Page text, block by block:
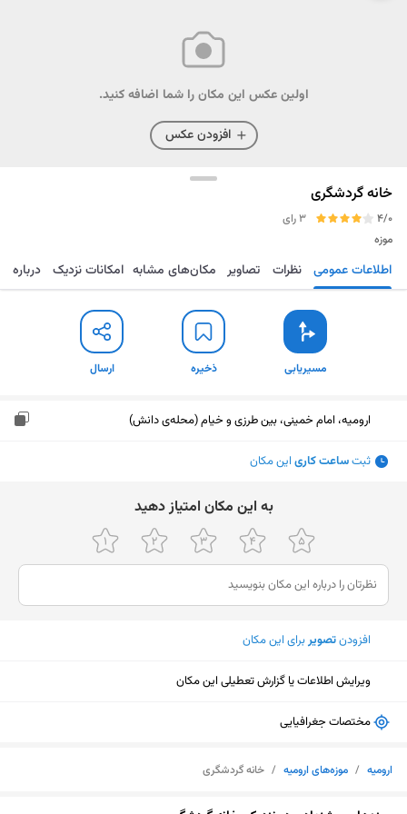
اولین عکس این مکان را شما اضافه کنید.
افزودن عکس
خانه گردشگری
4/0
3 رای
موزه
مسیریابی ذخیره ارسال اطلاعات عمومی نظرات تصاویر مکان‌های مشابه امکانات نزدیک درباره
مسیریابی ذخیره ارسال
ارومیه، امام خمینی، بین طرزی و خیام (محله‌ی دانش)
ثبتساعت کاری این مکان
ﺑﻪ اﯾﻦ ﻣﮑﺎن اﻣﺘﯿﺎز دﻫﯿﺪ
افزودنتصویربرای این مکان
ویرایش اطلاعات یا گزارش تعطیلی این مکان
مختصات جغرافیایی
ارومیه / موزه‌های ارومیه / خانه گردشگری